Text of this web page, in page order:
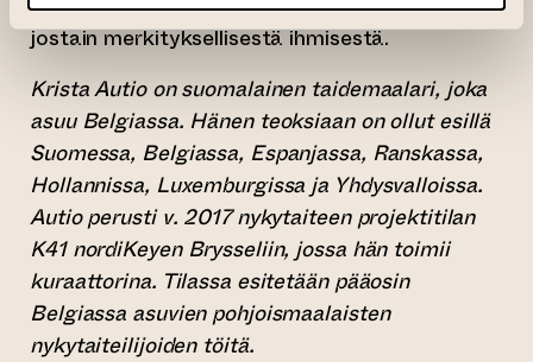
jostain merkityksellisestä ihmisestä.
Krista Autio on suomalainen taidemaalari, joka
asuu Belgiassa. Hänen teoksiaan on ollut esillä
Suomessa, Belgiassa, Espanjassa, Ranskassa,
Hollannissa, Luxemburgissa ja Yhdysvalloissa.
Autio perusti v. 2017 nykytaiteen projektitilan
K41 nordiKeyen Brysseliin, jossa hän toimii
kuraattorina. Tilassa esitetään pääosin
Belgiassa asuvien pohjoismaalaisten
nykytaiteilijoiden töitä.